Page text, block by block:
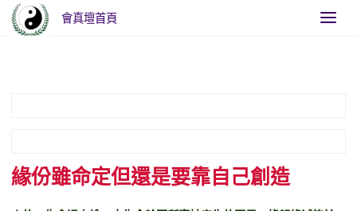
會真壇首頁Home
緣份雖命定但還是要靠自己創造